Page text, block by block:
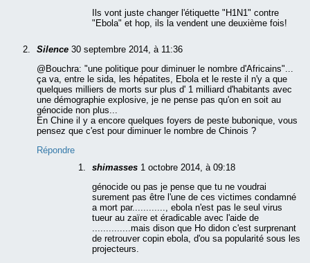
Ils vont juste changer l'étiquette "H1N1" contre
"Ebola" et hop, ils la vendent une deuxième fois!
Silence 30 septembre 2014, à 11:36
@Bouchra: "une politique pour diminuer le nombre d'Africains"...
ça va, entre le sida, les hépatites, Ebola et le reste il n'y a que
quelques milliers de morts sur plus d' 1 milliard d'habitants avec
une démographie explosive, je ne pense pas qu'on en soit au
génocide non plus...
En Chine il y a encore quelques foyers de peste bubonique, vous
pensez que c'est pour diminuer le nombre de Chinois ?
Répondre
shimasses 1 octobre 2014, à 09:18
génocide ou pas je pense que tu ne voudrai
surement pas être l'une de ces victimes condamné
a mort par............, ebola n'est pas le seul virus
tueur au zaïre et éradicable avec l'aide de
..............mais dison que Ho didon c'est surprenant
de retrouver copin ebola, d'ou sa popularité sous les
projecteurs.